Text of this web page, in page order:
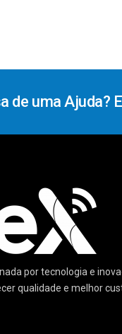
de uma Ajuda?
por tecnologia e
qualidade e melhor